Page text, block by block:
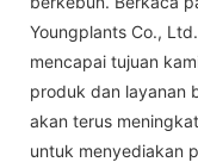
Youngplants Co.,
mencapai tujuan
produk dan layanan
akan terus
untuk menyediakan